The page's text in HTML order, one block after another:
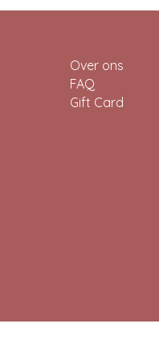
50ml
946ml
Over ons
FAQ
Gift Card